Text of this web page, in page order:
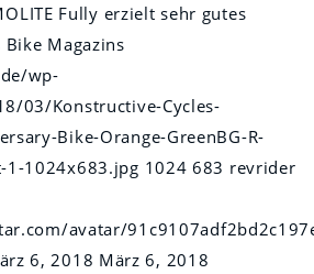
Fully erzielt sehr gutes
Bike Magazins
wp-
03/Konstructive-Cycles-
Bike-Orange-GreenBG-R-
1-1024x683.jpg 1024 683 revrider
avatar/
6, 2018 März 6, 2018